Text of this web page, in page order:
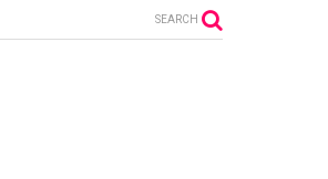
SEARCH